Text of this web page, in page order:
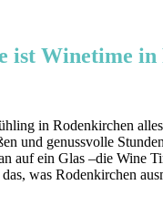
ist Winetime in
in Rodenkirchen
und genussvolle
auf ein Glas –die Wine
was Rodenkirchen